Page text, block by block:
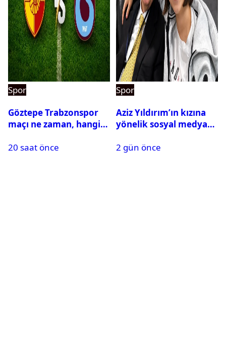
Spor
Göztepe Trabzonspor
maçı ne zaman, hangi
oynayacak mı?
20 saat önce
Spor
Aziz Yıldırım’ın kızına
yönelik sosyal medya
hakkında karar çıktı
2 gün önce